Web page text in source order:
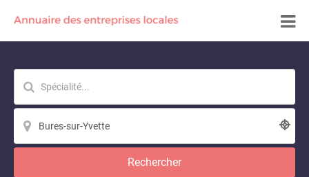
Rechercher